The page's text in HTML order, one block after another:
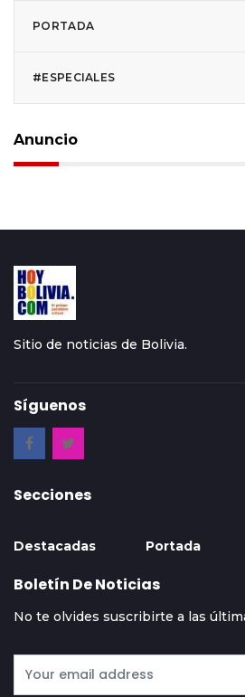
PORTADA
#ESPECIALES
Anuncio
Sitio de noticias de Bolivia.
Síguenos
Secciones
Destacadas Portada
Boletín De Noticias
No te olvides suscribirte a las